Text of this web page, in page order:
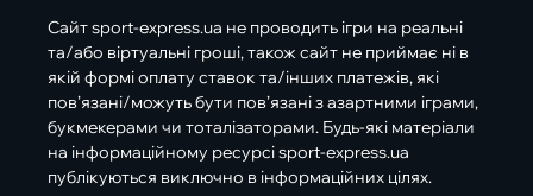
Сайт sport-express.ua не проводить ігри на реальні
та/або віртуальні гроші, також сайт не приймає ні в
якій формі оплату ставок та/інших платежів, які
пов’язані/можуть бути пов’язані з азартними іграми,
букмекерами чи тоталізаторами. Будь-які матеріали
на інформаційному ресурсі sport-express.ua
публікуються виключно в інформаційних цілях.